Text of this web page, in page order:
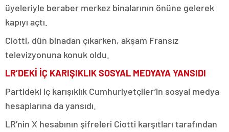
üyeleriyle beraber merkez binalarının önüne gelerek
kapıyı açtı.
Ciotti, dün binadan çıkarken, akşam Fransız
televizyonuna konuk oldu.
LR’DEKİ İÇ KARIŞIKLIK SOSYAL MEDYAYA YANSIDI
Partideki iç karışıklık Cumhuriyetçiler’in sosyal medya
hesaplarına da yansıdı.
LR’nin X hesabının şifreleri Ciotti karşıtları tarafından